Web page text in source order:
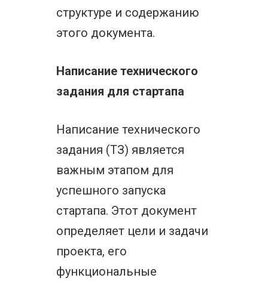
структуре и содержанию
этого документа.
Написание технического
задания для стартапа
Написание технического
задания (ТЗ) является
важным этапом для
успешного запуска
стартапа. Этот документ
определяет цели и задачи
проекта, его
функциональные